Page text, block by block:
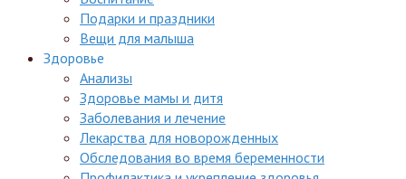
Подарки и праздники
Вещи для малыша
Здоровье
Анализы
Здоровье мамы и дитя
Заболевания и лечение
Лекарства для новорожденных
Обследования во время беременности